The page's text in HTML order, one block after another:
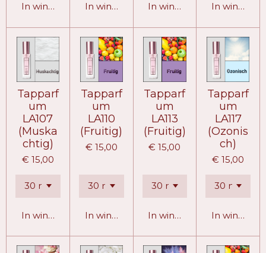
In winkelwagenIn winkelwagenIn winkelwagen
In
Tapparf
um
LA107
(Muska
chtig)
€ 15,00
In winkelwagen
Tapparf
um
LA110
(Fruitig)
€ 15,00
In winkelwagen
Tapparf
um
LA113
(Fruitig)
€ 15,00
In winkelwagen
Tapparf
um
LA117
(Ozonis
ch)
€ 15,00
In